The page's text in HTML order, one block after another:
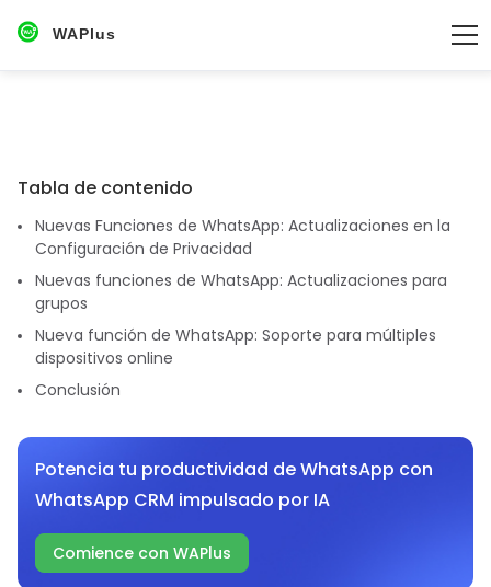
WAPlus
Tabla de contenido
Nuevas Funciones de WhatsApp: Actualizaciones en la
Configuración de Privacidad
Nuevas funciones de WhatsApp: Actualizaciones para
grupos
Nueva función de WhatsApp: Soporte para múltiples
dispositivos online
Conclusión
Potencia tu productividad de WhatsApp con
WhatsApp CRM impulsado por IA
Comience con WAPlus